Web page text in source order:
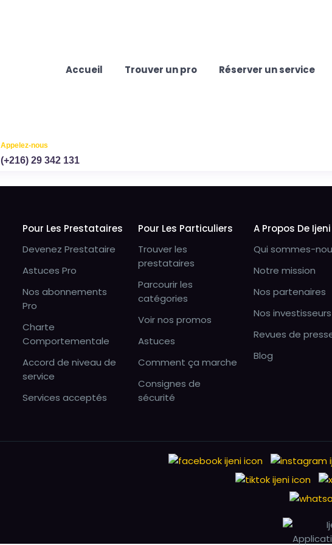
Accueil Trouver un pro Réserver un service
Appelez-nous
(+216) 29 342 131
Pour Les Prestataires
Devenez Prestataire
Astuces Pro
Nos abonnements
Pro
Charte
Comportementale
Accord de niveau de
service
Services acceptés
Pour Les Particuliers
Trouver les
prestataires
Parcourir les
catégories
Voir nos promos
Astuces
Comment ça marche
Consignes de
sécurité
A Propos De Ijeni
Qui sommes-
Notre mission
Nos partenaires
Nos investisseurs
Revues de
Blog